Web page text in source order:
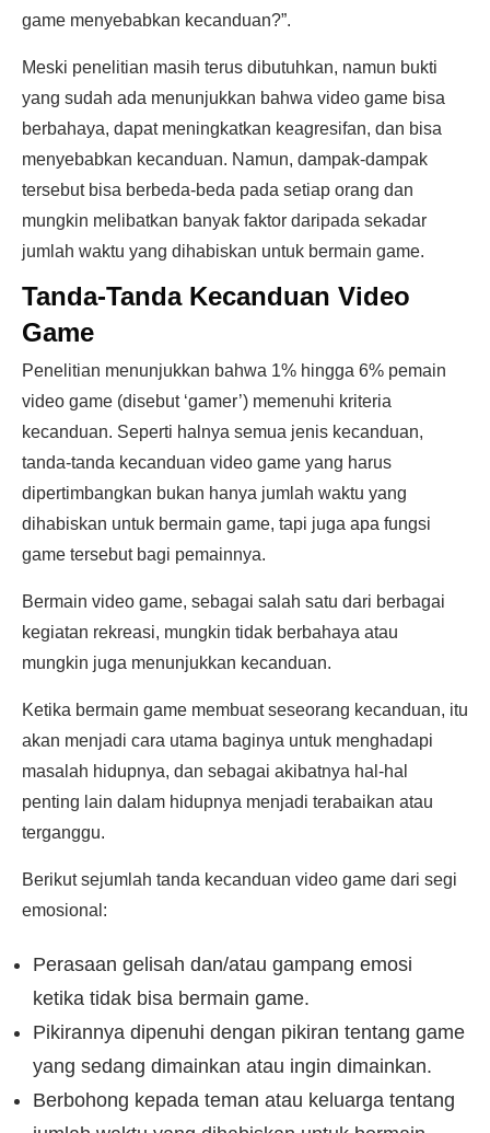
game menyebabkan kecanduan?”.
Meski penelitian masih terus dibutuhkan, namun bukti
yang sudah ada menunjukkan bahwa video game bisa
berbahaya, dapat meningkatkan keagresifan, dan bisa
menyebabkan kecanduan. Namun, dampak-dampak
tersebut bisa berbeda-beda pada setiap orang dan
mungkin melibatkan banyak faktor daripada sekadar
jumlah waktu yang dihabiskan untuk bermain game.
Tanda-Tanda Kecanduan Video
Game
Penelitian menunjukkan bahwa 1% hingga 6% pemain
video game (disebut ‘gamer’) memenuhi kriteria
kecanduan. Seperti halnya semua jenis kecanduan,
tanda-tanda kecanduan video game yang harus
dipertimbangkan bukan hanya jumlah waktu yang
dihabiskan untuk bermain game, tapi juga apa fungsi
game tersebut bagi pemainnya.
Bermain video game, sebagai salah satu dari berbagai
kegiatan rekreasi, mungkin tidak berbahaya atau
mungkin juga menunjukkan kecanduan.
Ketika bermain game membuat seseorang kecanduan, itu
akan menjadi cara utama baginya untuk menghadapi
masalah hidupnya, dan sebagai akibatnya hal-hal
penting lain dalam hidupnya menjadi terabaikan atau
terganggu.
Berikut sejumlah tanda kecanduan video game dari segi
emosional:
Perasaan gelisah dan/atau gampang emosi
ketika tidak bisa bermain game.
Pikirannya dipenuhi dengan pikiran tentang game
yang sedang dimainkan atau ingin dimainkan.
Berbohong kepada teman atau keluarga tentang